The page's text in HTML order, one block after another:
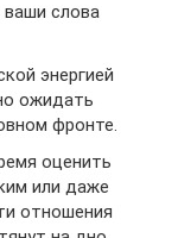
ваши слова
энергией
ожидать
фронте.
оценить
или даже
отношения